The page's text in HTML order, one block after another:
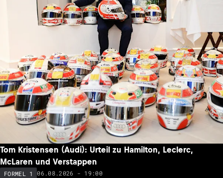
Tom Kristensen (Audi): Urteil zu Hamilton, Leclerc,
McLaren und Verstappen
FORMEL 1 06.08.2026 - 19:00